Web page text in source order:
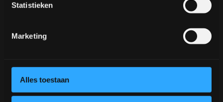
Statistieken
Marketing
Alles toestaan
Tafels
Ontwerp jouw stoel
Inspiratie
Tafels